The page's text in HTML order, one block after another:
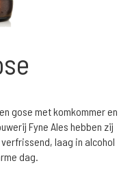
gose met komkommer en
Fyne Ales hebben zij
laag in alcohol
dag.